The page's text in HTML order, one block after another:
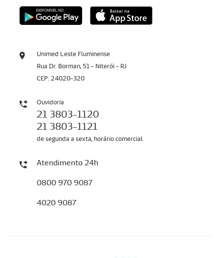
Unimed Leste Fluminense
Rua Dr. Borman, 51 - Niterói - RJ
CEP: 24020-320
Ouvidoria
21 3803-1120
21 3803-1121
de segunda a sexta, horário comercial
Atendimento 24h
0800 970 9087
4020 9087